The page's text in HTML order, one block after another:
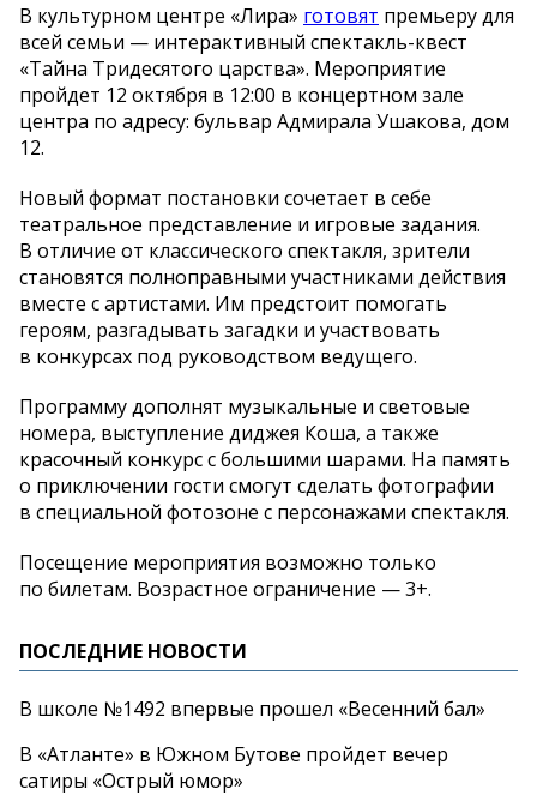
В культурном центре «Лира» готовят премьеру для
всей семьи — интерактивный спектакль-квест
«Тайна Тридесятого царства». Мероприятие
пройдет 12 октября в 12:00 в концертном зале
центра по адресу: бульвар Адмирала Ушакова, дом
12.
Новый формат постановки сочетает в себе
театральное представление и игровые задания.
В отличие от классического спектакля, зрители
становятся полноправными участниками действия
вместе сартистами. Им предстоит помогать
героям, разгадывать загадки и участвовать
в конкурсах под руководством ведущего.
Программу дополнят музыкальные и световые
номера, выступление диджея Коша, а также
красочный конкурс сбольшими шарами. На память
о приключении гости смогут сделать фотографии
в специальной фотозоне с персонажами спектакля.
Посещение мероприятия возможно только
по билетам. Возрастное ограничение —3+.
ПОСЛЕДНИЕ НОВОСТИ
В школе №1492 впервые прошел «Весенний бал»
В «Атланте» в Южном Бутове пройдет вечер
сатиры «Острый юмор»